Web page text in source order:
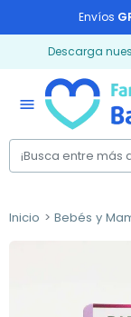
Envíos
Descarga
menu
Inicio Bebés y